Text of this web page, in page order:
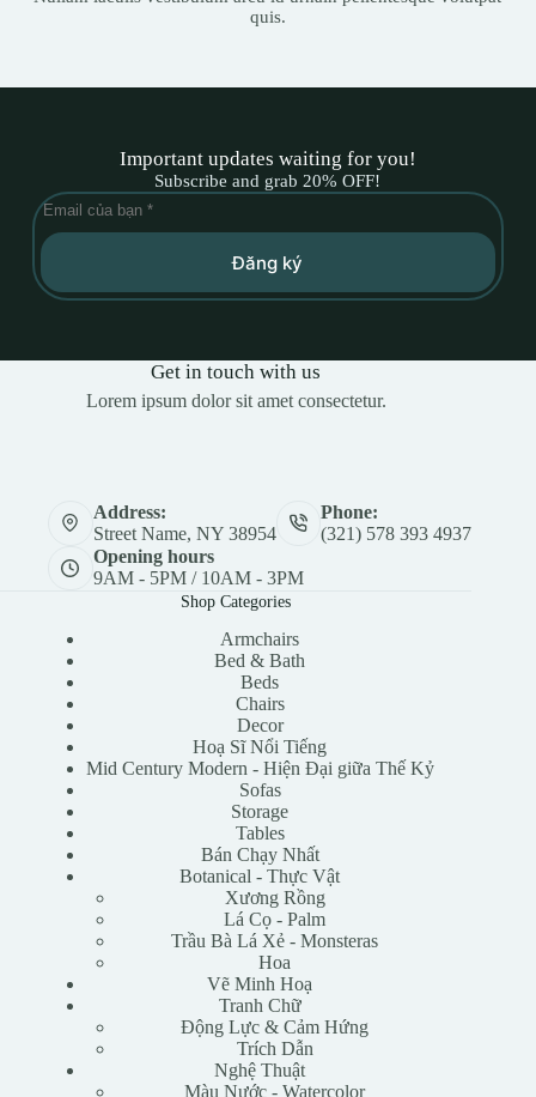
quis.
Important updates waiting for you!
Subscribe and grab 20% OFF!
Đăng ký
Get in touch with us
Lorem ipsum dolor sit amet consectetur.
Address:
Street Name, NY 38954
Phone:
(321) 578 393 4937
Opening hours
9AM - 5PM / 10AM - 3PM
Shop Categories
Armchairs
Bed & Bath
Beds
Chairs
Decor
Hoạ Sĩ Nổi Tiếng
Mid Century Modern - Hiện Đại giữa Thế Kỷ
Sofas
Storage
Tables
Bán Chạy Nhất
Botanical - Thực Vật
Xương Rồng
Lá Cọ - Palm
Trầu Bà Lá Xẻ - Monsteras
Hoa
Vẽ Minh Hoạ
Tranh Chữ
Động Lực & Cảm Hứng
Trích Dẫn
Nghệ Thuật
Màu Nước - Watercolor